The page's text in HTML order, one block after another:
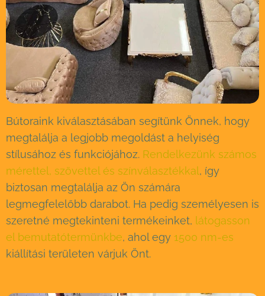
Bútoraink kiválasztásában segítünk Önnek, hogy
megtalálja a legjobb megoldást a helyiség
stílusához és funkciójához. Rendelkezünk számos
mérettel, szövettel és színválasztékkal , így
biztosan megtalálja az Ön számára
legmegfelelőbb darabot. Ha pedig személyesen is
szeretné megtekinteni termékeinket, látogasson
el bemutatótermünkbe, ahol egy 1500 nm-es
kiállítási területen várjuk Önt.